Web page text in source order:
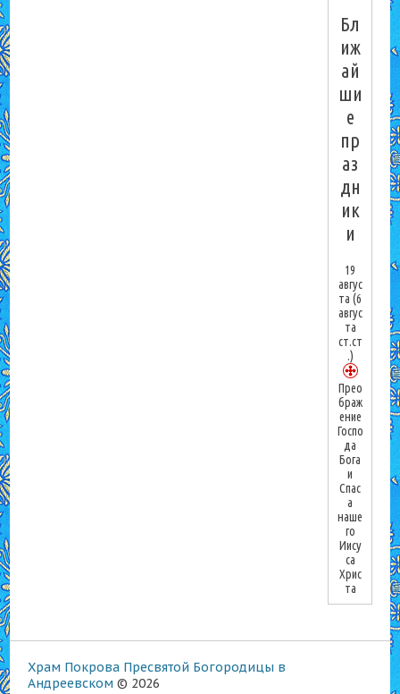
Бл
иж
ай
ши
е
пр
аз
дн
ик
и
19
авгус
та(6
авгус
та
ст.ст
.)
Прео
браж
ение
Госпо
да
Бога
и
Спас
а
наше
го
Иису
са
Хрис
та
Храм Покрова Пресвятой Богородицы в
Андреевском © 2026